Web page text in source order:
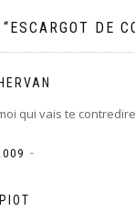
ESCARGOT DE
qui vais te
-